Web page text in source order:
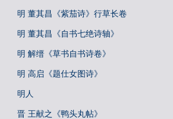
明 董其昌《紫茄诗》行草长卷
明 董其昌《自书七绝诗轴》
明 解缙《草书自书诗卷》
明 高启《题仕女图诗》
明人
晋 王献之《鸭头丸帖》